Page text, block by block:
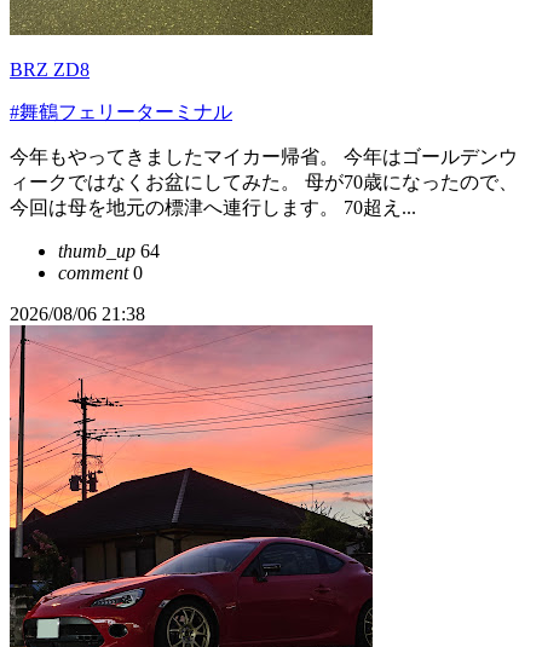
BRZ ZD8
#舞鶴フェリーターミナル
今年もやってきましたマイカー帰省。 今年はゴールデンウ
ィークではなくお盆にしてみた。 母が70歳になったので、
今回は母を地元の標津へ連行します。 70超え...
thumb_up 64
comment0
2026/08/06 21:38